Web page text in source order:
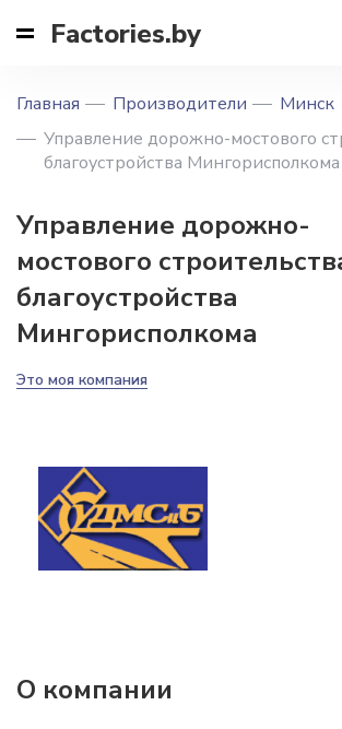
Factories.by
Главная Производители
Минск
Управление дорожно-мостового
благоустройства Мингорисполкома
Управление дорожно-
мостового
благоустройства
Мингорисполкома
Это моя компания
О компании